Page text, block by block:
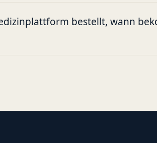
bestellt, wann